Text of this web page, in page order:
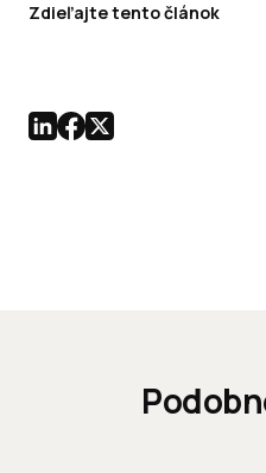
Zdieľajte tento článok